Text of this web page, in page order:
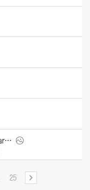
크라이슬러 Pacifica 100th Anniversary Edition (2026)
25